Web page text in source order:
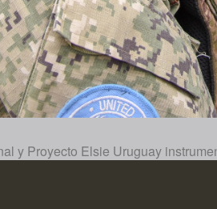
y Proyecto Elsie Uruguay